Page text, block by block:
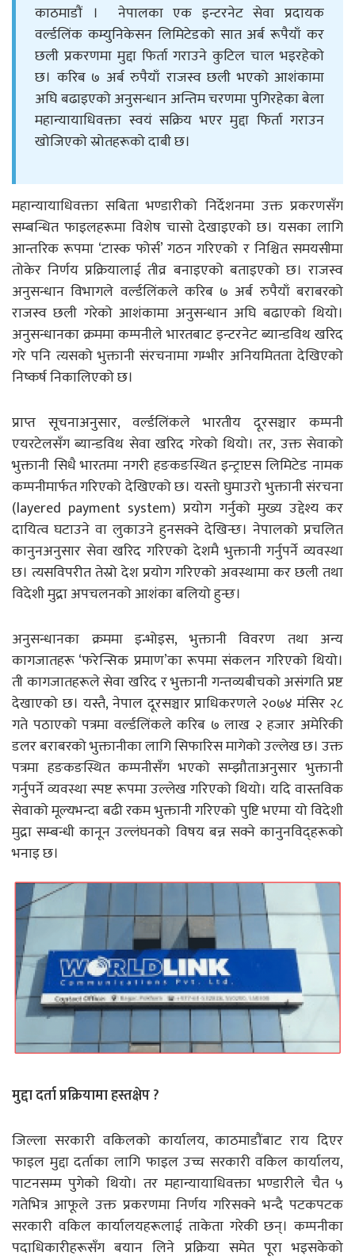
काठमाडौं । नेपालका एक इन्टरनेट सेवा प्रदायक
वर्ल्डलिंक कम्युनिकेसन लिमिटेडको सात अर्ब रूपैयाँ कर
छली प्रकरणमा मुद्दा फिर्ता गराउने कुटिल चाल भइरहेको
छ। करिब ७ अर्ब रुपैयाँ राजस्व छली भएको आशंकामा
अघि बढाइएको अनुसन्धान अन्तिम चरणमा पुगिरहेका बेला
महान्यायाधिवक्ता स्वयं सक्रिय भएर मुद्दा फिर्ता गराउन
खोजिएको स्रोतहरूको दाबी छ।
महान्यायाधिवक्ता सबिता भण्डारीको निर्देशनमा उक्त प्रकरणसँग
सम्बन्धित फाइलहरूमा विशेष चासो देखाइएको छ। यसका लागि
आन्तरिक रूपमा ‘टास्क फोर्स’ गठन गरिएको र निश्चित समयसीमा
तोकेर निर्णय प्रक्रियालाई तीव्र बनाइएको बताइएको छ। राजस्व
अनुसन्धान विभागले वर्ल्डलिंकले करिब ७ अर्ब रुपैयाँ बराबरको
राजस्व छली गरेको आशंकामा अनुसन्धान अघि बढाएको थियो।
अनुसन्धानका क्रममा कम्पनीले भारतबाट इन्टरनेट ब्यान्डविथ खरिद
गरे पनि त्यसको भुक्तानी संरचनामा गम्भीर अनियमितता देखिएको
निष्कर्ष निकालिएको छ।
प्राप्त सूचनाअनुसार, वर्ल्डलिंकले भारतीय दूरसञ्चार कम्पनी
एयरटेलसँग ब्यान्डविथ सेवा खरिद गरेको थियो। तर, उक्त सेवाको
भुक्तानी सिधै भारतमा नगरी हङकङस्थित इन्ट्राप्टस लिमिटेड नामक
कम्पनीमार्फत गरिएको देखिएको छ। यस्तो घुमाउरो भुक्तानी संरचना
(layered payment system) प्रयोग गर्नुको मुख्य उद्देश्य कर
दायित्व घटाउने वा लुकाउने हुनसक्ने देखिन्छ। नेपालको प्रचलित
कानुनअनुसार सेवा खरिद गरिएको देशमै भुक्तानी गर्नुपर्ने व्यवस्था
छ। त्यसविपरीत तेस्रो देश प्रयोग गरिएको अवस्थामा कर छली तथा
विदेशी मुद्रा अपचलनको आशंका बलियो हुन्छ।
अनुसन्धानका क्रममा इन्भोइस, भुक्तानी विवरण तथा अन्य
कागजातहरू ‘फरेन्सिक प्रमाण’का रूपमा संकलन गरिएको थियो।
ती कागजातहरूले सेवा खरिद र भुक्तानी गन्तव्यबीचको असंगति प्रष्ट
देखाएको छ। यस्तै, नेपाल दूरसञ्चार प्राधिकरणले २०७४ मंसिर २८
गते पठाएको पत्रमा वर्ल्डलिंकले करिब ७ लाख २ हजार अमेरिकी
डलर बराबरको भुक्तानीका लागि सिफारिस मागेको उल्लेख छ। उक्त
पत्रमा हङकङस्थित कम्पनीसँग भएको सम्झौताअनुसार भुक्तानी
गर्नुपर्ने व्यवस्था स्पष्ट रूपमा उल्लेख गरिएको थियो। यदि वास्तविक
सेवाको मूल्यभन्दा बढी रकम भुक्तानी गरिएको पुष्टि भएमा यो विदेशी
मुद्रा सम्बन्धी कानून उल्लंघनको विषय बन्न सक्ने कानुनविद्हरूको
भनाइ छ।
मुद्दा दर्ता प्रक्रियामा हस्तक्षेप ?
जिल्ला सरकारी वकिलको कार्यालय, काठमाडौंबाट राय दिएर
फाइल मुद्दा दर्ताका लागि फाइल उच्च सरकारी वकिल कार्यालय,
पाटनसम्म पुगेको थियो। तर महान्यायाधिवक्ता भण्डारीले चैत ५
गतेभित्र आफूले उक्त प्रकरणमा निर्णय गरिसक्ने भन्दै पटकपटक
सरकारी वकिल कार्यालयहरूलाई ताकेता गरेकी छन्। कम्पनीका
पदाधिकारीहरूसँग बयान लिने प्रक्रिया समेत पूरा भइसकेको